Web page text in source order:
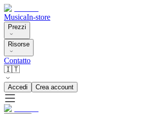
MusicaIn-store
Prezzi
Risorse
Contatto
🇮🇹
Accedi Crea account